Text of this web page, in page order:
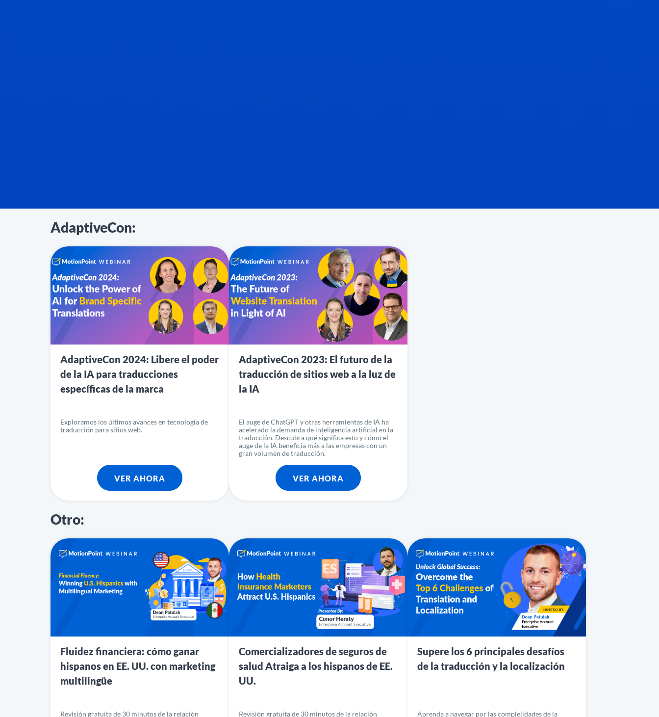
AdaptiveCon:
AdaptiveCon 2024: Libere el poder
de la IA para traducciones
específicas de la marca
Exploramos los últimos avances en tecnología de
traducción para sitios web.
VER AHORA
AdaptiveCon 2023: El futuro de la
traducción de sitios web a la luz de
la IA
El auge de ChatGPT y otras herramientas de IA ha
acelerado la demanda de inteligencia artificial en la
traducción. Descubra qué significa esto y cómo el
auge de la IA beneficia más a las empresas con un
gran volumen de traducción.
VER AHORA
Otro:
Fluidez financiera: cómo ganar
hispanos en EE. UU. con marketing
multilingüe
Revisión gratuita de 30 minutos de la relación
Comercializadores de seguros de
salud Atraiga a los hispanos de EE.
UU.
Revisión gratuita de 30 minutos de la relación
Supere los 6 principales desafíos
de la traducción y la localización
Aprenda a navegar por las complejidades de la